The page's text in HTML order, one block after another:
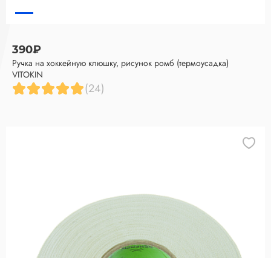
390₽
Ручка на хоккейную клюшку, рисунок ромб (термоусадка)
VITOKIN
(24)